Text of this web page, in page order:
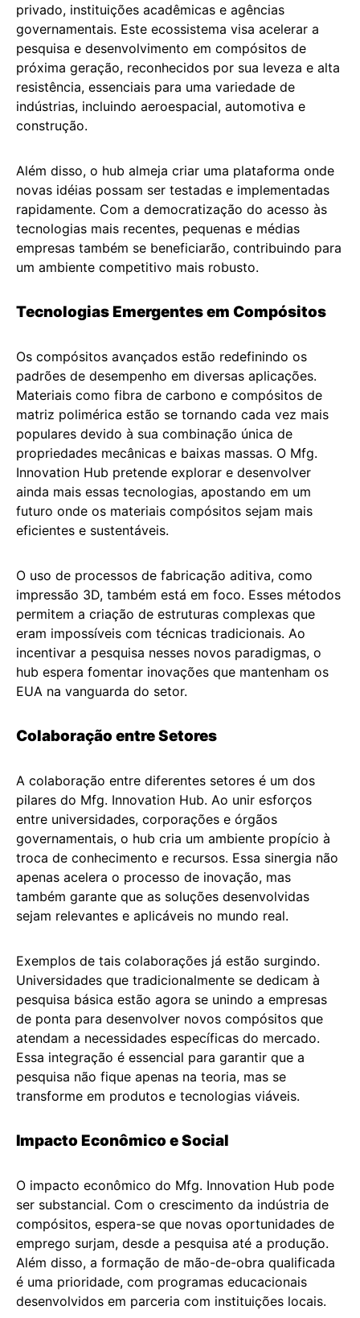
privado, instituições acadêmicas e agências
governamentais. Este ecossistema visa acelerar a
pesquisa e desenvolvimento em compósitos de
próxima geração, reconhecidos por sua leveza e alta
resistência, essenciais para uma variedade de
indústrias, incluindo aeroespacial, automotiva e
construção.
Além disso, o hub almeja criar uma plataforma onde
novas idéias possam ser testadas e implementadas
rapidamente. Com a democratização do acesso às
tecnologias mais recentes, pequenas e médias
empresas também se beneficiarão, contribuindo para
um ambiente competitivo mais robusto.
Tecnologias Emergentes em Compósitos
Os compósitos avançados estão redefinindo os
padrões de desempenho em diversas aplicações.
Materiais como fibra de carbono e compósitos de
matriz polimérica estão se tornando cada vez mais
populares devido à sua combinação única de
propriedades mecânicas e baixas massas. O Mfg.
Innovation Hub pretende explorar e desenvolver
ainda mais essas tecnologias, apostando em um
futuro onde os materiais compósitos sejam mais
eficientes e sustentáveis.
O uso de processos de fabricação aditiva, como
impressão 3D, também está em foco. Esses métodos
permitem a criação de estruturas complexas que
eram impossíveis com técnicas tradicionais. Ao
incentivar a pesquisa nesses novos paradigmas, o
hub espera fomentar inovações que mantenham os
EUA na vanguarda do setor.
Colaboração entre Setores
A colaboração entre diferentes setores é um dos
pilares do Mfg. Innovation Hub. Ao unir esforços
entre universidades, corporações e órgãos
governamentais, o hub cria um ambiente propício à
troca de conhecimento e recursos. Essa sinergia não
apenas acelera o processo de inovação, mas
também garante que as soluções desenvolvidas
sejam relevantes e aplicáveis no mundo real.
Exemplos de tais colaborações já estão surgindo.
Universidades que tradicionalmente se dedicam à
pesquisa básica estão agora se unindo a empresas
de ponta para desenvolver novos compósitos que
atendam a necessidades específicas do mercado.
Essa integração é essencial para garantir que a
pesquisa não fique apenas na teoria, mas se
transforme em produtos e tecnologias viáveis.
Impacto Econômico e Social
O impacto econômico do Mfg. Innovation Hub pode
ser substancial. Com o crescimento da indústria de
compósitos, espera-se que novas oportunidades de
emprego surjam, desde a pesquisa até a produção.
Além disso, a formação de mão-de-obra qualificada
é uma prioridade, com programas educacionais
desenvolvidos em parceria com instituições locais.